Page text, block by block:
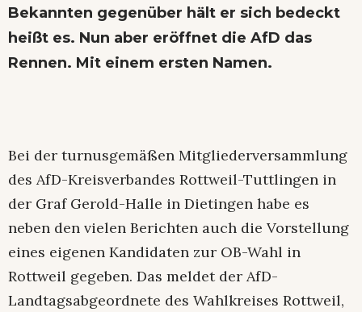
Bekannten gegenüber hält er sich bedeckt
heißt es. Nun aber eröffnet die AfD das
Rennen. Mit einem ersten Namen.
Bei der turnusgemäßen Mitgliederversammlung
des AfD-Kreisverbandes Rottweil-Tuttlingen in
der Graf Gerold-Halle in Dietingen habe es
neben den vielen Berichten auch die Vorstellung
eines eigenen Kandidaten zur OB-Wahl in
Rottweil gegeben. Das meldet der AfD-
Landtagsabgeordnete des Wahlkreises Rottweil,